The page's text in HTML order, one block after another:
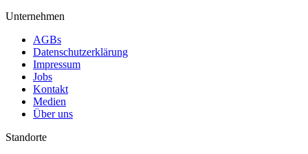
Unternehmen
AGBs
Datenschutzerklärung
Impressum
Jobs
Kontakt
Medien
Über uns
Standorte